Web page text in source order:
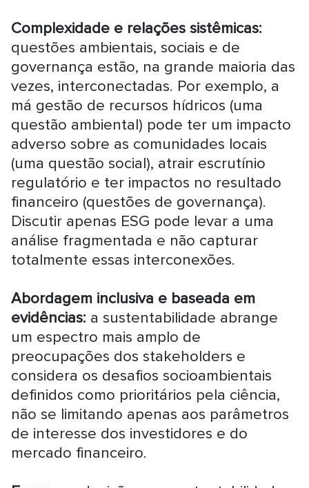
Complexidade e relações sistêmicas:
questões ambientais, sociais e de
governança estão, na grande maioria das
vezes, interconectadas. Por exemplo, a
má gestão de recursos hídricos (uma
questão ambiental) pode ter um impacto
adverso sobre as comunidades locais
(uma questão social), atrair escrutínio
regulatório e ter impactos no resultado
financeiro (questões de governança).
Discutir apenas ESG pode levar a uma
análise fragmentada e não capturar
totalmente essas interconexões.
Abordagem inclusiva e baseada em
evidências: a sustentabilidade abrange
um espectro mais amplo de
preocupações dos stakeholders e
considera os desafios socioambientais
definidos como prioritários pela ciência,
não se limitando apenas aos parâmetros
de interesse dos investidores e do
mercado financeiro.